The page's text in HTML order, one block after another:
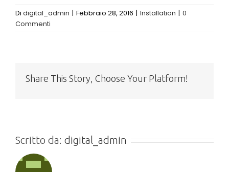
Di digital_admin | Febbraio 28, 2016 | Installation | 0
Commenti
Share This Story, Choose Your Platform!
Scritto da: digital_admin